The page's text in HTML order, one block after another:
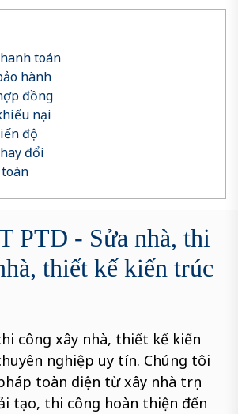
toán
hành
đồng
nại
độ
đổi
PTD - Sửa nhà, thi
thiết kế kiến trúc
công xây nhà, thiết kế kiến
nghiệp uy tín. Chúng tôi
toàn diện từ xây nhà trọn
tạo, thi công hoàn thiện đến